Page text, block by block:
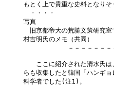
もとく上で貴重な史料となりそ
・・・・
写真
旧京都帝大の荒勝文策研究室
村吉明氏のメモ（共同）
－－－－－－－－－－
ここに紹介された清水氏は
らも収集したと韓国「ハンギ
科学者でした(注1)。